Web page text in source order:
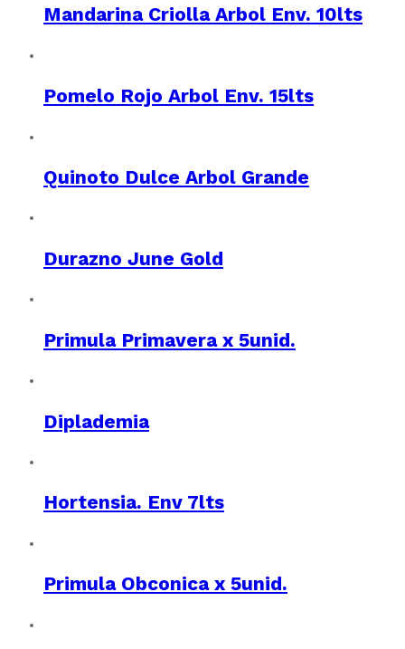
Mandarina Criolla Arbol Env. 10lts
Pomelo Rojo Arbol Env. 15lts
Quinoto Dulce Arbol Grande
Durazno June Gold
Primula Primavera x 5unid.
Diplademia
Hortensia. Env 7lts
Primula Obconica x 5unid.